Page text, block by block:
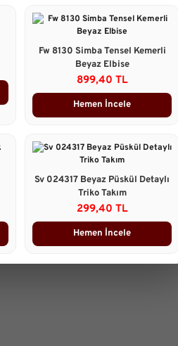
Fw 8130 Simba Tensel Kemerli
Beyaz Elbise
899,40 TL
Hemen İncele
Sv 024317 Beyaz Püskül Detaylı
Triko Takım
299,40 TL
Hemen İncele
Taksit Seçenekleri
Ürün Yorumları
Önerileriniz
Bu ürünün fiyat bilgisi, resim,
gördüğünüz noktaları öneri
Görüş ve önerileriniz için
Ürün resmi kalitesiz, bozuk
Ürün açıklamasında eksik
Ürün bilgilerinde hatalar